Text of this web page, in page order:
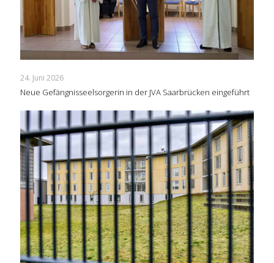
24. Juni 2026
Neue Gefängnisseelsorgerin in der JVA Saarbrücken eingeführt